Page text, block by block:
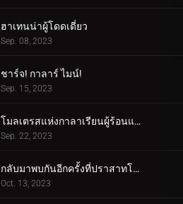
ฮาเทนน่าผู้โดดเดี่ยว
Sep. 08, 2023
ชาร์จ! กาลาร์ ไมน์!
Sep. 15, 2023
โมลเตรสแห่งกาลาเรียนผู้ร้อนแรง
Sep. 22, 2023
กลับมาพบกันอีกครั้งที่ปราสาทโบราณ!
Oct. 13, 2023